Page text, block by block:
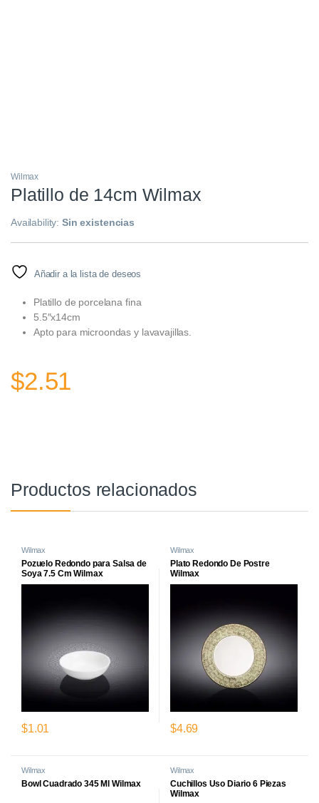
Wilmax
Platillo de 14cm Wilmax
Availability:Sin existencias
Añadir a la lista de deseos
Platillo de porcelana fina
5.5″x14cm
Apto para microondas y lavavajillas.
$2.51
Productos relacionados
Wilmax
Pozuelo Redondo para Salsa de
Soya 7.5 Cm Wilmax
$1.01
Wilmax
Plato Redondo De Postre
Wilmax
$4.69
Wilmax
Bowl Cuadrado 345 Ml Wilmax
Wilmax
Cuchillos Uso Diario 6 Piezas
Wilmax